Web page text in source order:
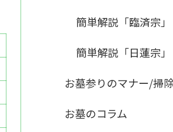
簡単解説「臨済宗」
簡単解説「日蓮宗」
お墓参りのマナー/掃
お墓のコラム